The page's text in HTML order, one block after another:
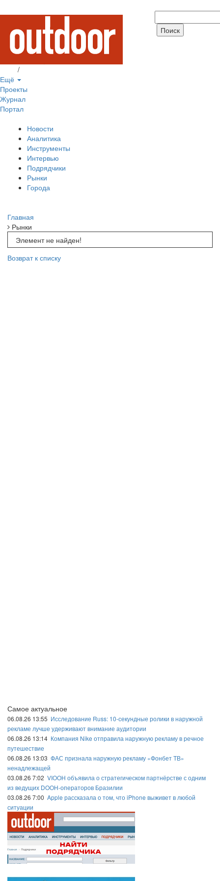
/
Ещё
Проекты
Журнал
Портал
Новости
Аналитика
Инструменты
Интервью
Подрядчики
Рынки
Города
Главная
Рынки
Элемент не найден!
Возврат к списку
Самое актуальное
06.08.26 13:55 Исследование Russ: 10-секундные ролики в наружной
рекламе лучше удерживают внимание аудитории
06.08.26 13:14 Компания Nike отправила наружную рекламу в речное
путешествие
06.08.26 13:03 ФАС признала наружную рекламу «Фонбет ТВ»
ненадлежащей
03.08.26 7:02 VIOOH объявила о стратегическом партнёрстве с одним
из ведущих DOOH-операторов Бразилии
03.08.26 7:00 Apple рассказала о том, что iPhone выживет в любой
ситуации